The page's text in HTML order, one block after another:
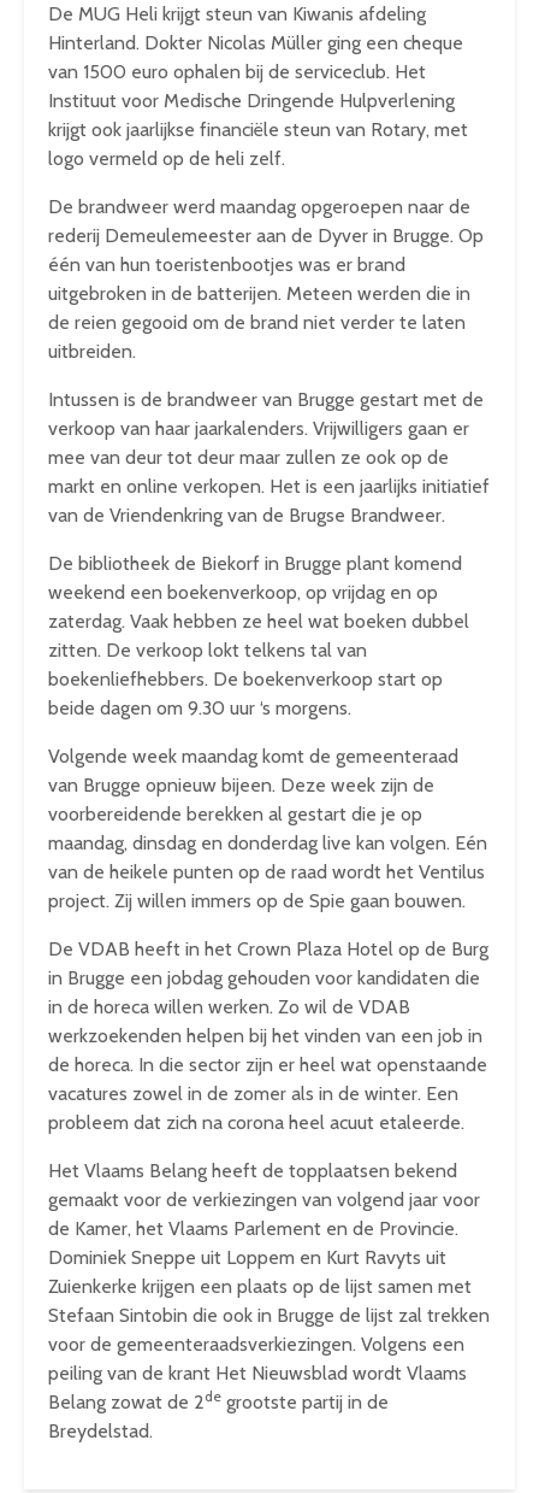
De MUG Heli krijgt steun van Kiwanis afdeling
Hinterland. Dokter Nicolas Müller ging een cheque
van 1500 euro ophalen bij de serviceclub. Het
Instituut voor Medische Dringende Hulpverlening
krijgt ook jaarlijkse financiële steun van Rotary, met
logo vermeld op de heli zelf.
De brandweer werd maandag opgeroepen naar de
rederij Demeulemeester aan de Dyver in Brugge. Op
één van hun toeristenbootjes was er brand
uitgebroken in de batterijen. Meteen werden die in
de reien gegooid om de brand niet verder te laten
uitbreiden.
Intussen is de brandweer van Brugge gestart met de
verkoop van haar jaarkalenders. Vrijwilligers gaan er
mee van deur tot deur maar zullen ze ook op de
markt en online verkopen. Het is een jaarlijks initiatief
van de Vriendenkring van de Brugse Brandweer.
De bibliotheek de Biekorf in Brugge plant komend
weekend een boekenverkoop, op vrijdag en op
zaterdag. Vaak hebben ze heel wat boeken dubbel
zitten. De verkoop lokt telkens tal van
boekenliefhebbers. De boekenverkoop start op
beide dagen om 9.30 uur ‘s morgens.
Volgende week maandag komt de gemeenteraad
van Brugge opnieuw bijeen. Deze week zijn de
voorbereidende berekken al gestart die je op
maandag, dinsdag en donderdag live kan volgen. Eén
van de heikele punten op de raad wordt het Ventilus
project. Zij willen immers op de Spie gaan bouwen.
De VDAB heeft in het Crown Plaza Hotel op de Burg
in Brugge een jobdag gehouden voor kandidaten die
in de horeca willen werken. Zo wil de VDAB
werkzoekenden helpen bij het vinden van een job in
de horeca. In die sector zijn er heel wat openstaande
vacatures zowel in de zomer als in de winter. Een
probleem dat zich na corona heel acuut etaleerde.
Het Vlaams Belang heeft de topplaatsen bekend
gemaakt voor de verkiezingen van volgend jaar voor
de Kamer, het Vlaams Parlement en de Provincie.
Dominiek Sneppe uit Loppem en Kurt Ravyts uit
Zuienkerke krijgen een plaats op de lijst samen met
Stefaan Sintobin die ook in Brugge de lijst zal trekken
voor de gemeenteraadsverkiezingen. Volgens een
peiling van de krant Het Nieuwsblad wordt Vlaams
Belang zowat de 2de grootste partij in de
Breydelstad.